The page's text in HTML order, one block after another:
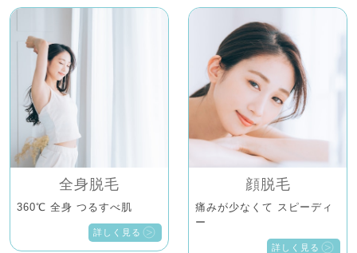
全身脱毛
360℃ 全身 つるすべ肌
詳しく見る
顔脱毛
痛みが少なくて スピーディ
ー
詳しく見る